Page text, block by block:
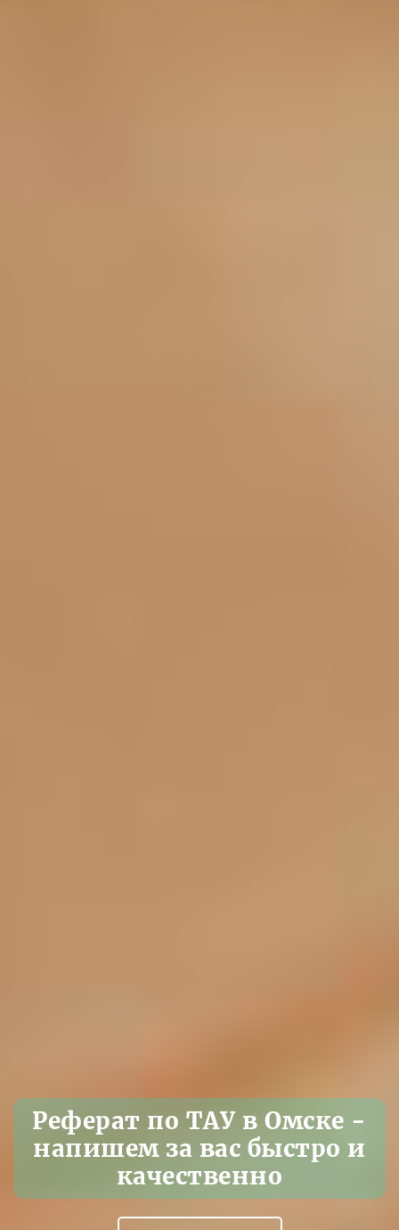
Реферат по ТАУ в Омске -
напишем за вас быстро и
качественно